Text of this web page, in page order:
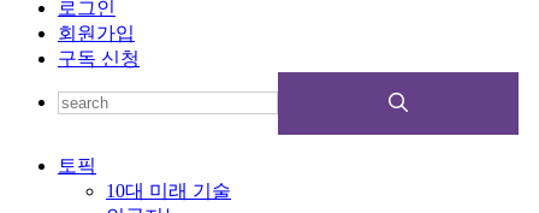
로그인
회원가입
구독 신청
토픽
10대 미래 기술